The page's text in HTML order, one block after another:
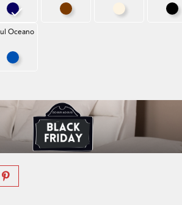
Azul Noite Chocolate Branco Creme
Oceano
Azul Oceano